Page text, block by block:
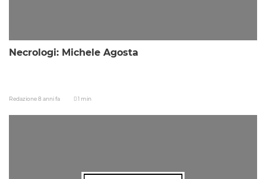
Necrologi: Michele Agosta
Redazione8 anni fa 1 min